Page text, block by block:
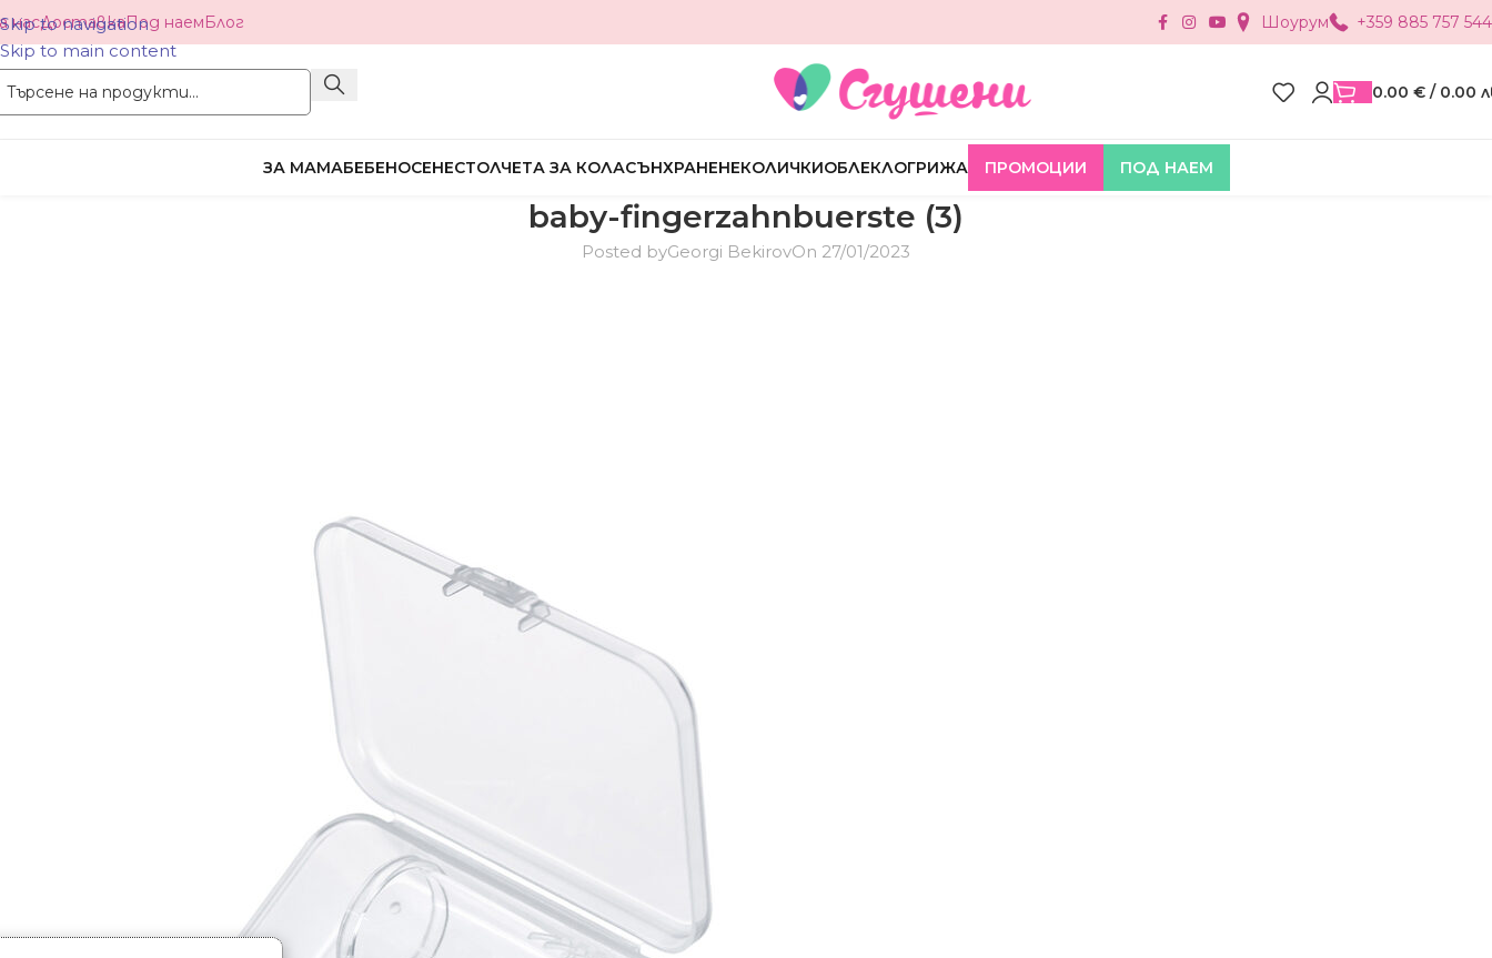
Skip to navigation
Skip to main content
насДоставкаПод наемБлог Шоурум +359 885 757 544
0.00 € / 0.00
ЗА МАМАБЕБЕНОСЕНЕСТОЛЧЕТА ЗА КОЛАСЪНХРАНЕНЕКОЛИЧКИОБЛЕКЛОГРИЖА ПРОМОЦИИ ПОД НАЕМ
baby-fingerzahnbuerste (3)
Posted byGeorgi BekirovOn 27/01/2023